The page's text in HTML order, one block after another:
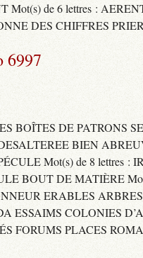
Mot(s) de 6 lettres :
DES CHIFFRES
6997
BOÎTES DE PATRONS
BIEN
Mot(s) de 8 lettres :
BOUT DE MATIÈRE
ERABLES ARBRES
ESSAIMS COLONIES
FORUMS PLACES